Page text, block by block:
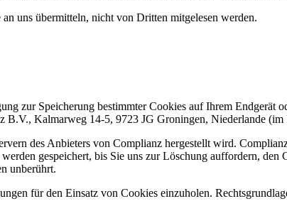
uns übermitteln, nicht von Dritten mitgelesen werden.
zur Speicherung bestimmter Cookies auf Ihrem Endgerät
Kalmarweg 14-5, 9723 JG Groningen, Niederlande (im
des Anbieters von Complianz hergestellt wird.
gespeichert, bis Sie uns zur Löschung auffordern,
unberührt.
für den Einsatz von Cookies einzuholen.